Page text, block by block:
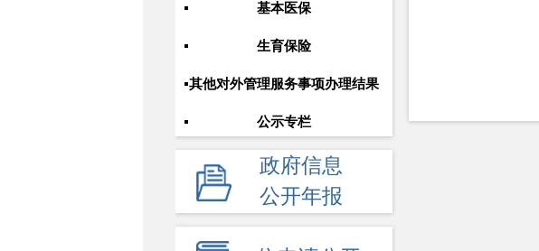
基本医保
生育保险
其他对外管理服务事项办理结果
公示专栏
政府信息
公开年报